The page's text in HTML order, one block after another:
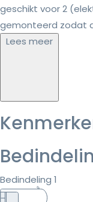
geschikt voor 2
gemonteerd zodat
Lees meer
Bedindeling 1